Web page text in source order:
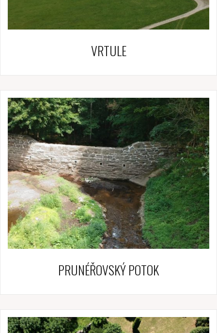
VRTULE
PRUNÉŘOVSKÝ POTOK